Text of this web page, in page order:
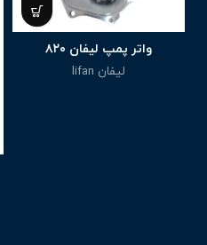
واتر پمپ لیفان ۸۲۰
لیفان lifan